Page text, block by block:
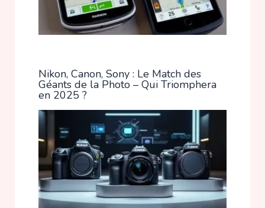
Nikon, Canon, Sony : Le Match des
Géants de la Photo – Qui Triomphera
en 2025 ?